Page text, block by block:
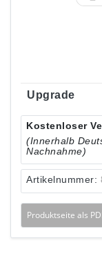
Upgrade
Kostenloser
(Innerhalb
Nachnahme)
Artikelnummer:
Produktseite als